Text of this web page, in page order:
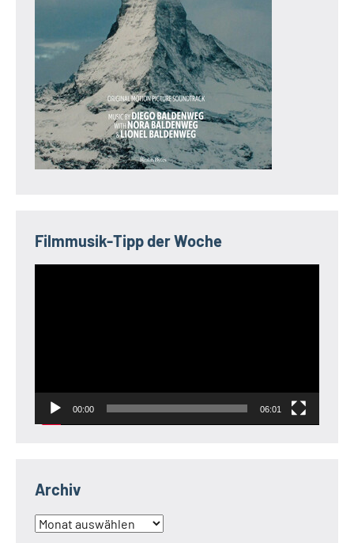
Filmmusik-Tipp der Woche
00:00 06:01
Archiv
Archiv